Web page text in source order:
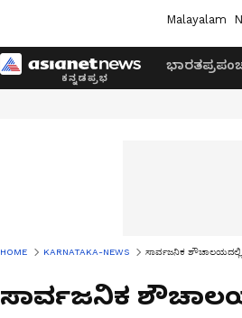
Malayalam
ಭಾರತ
HOME KARNATAKA-NEWS ಸಾರ್ವಜನಿಕ
ಸಾರ್ವಜನಿಕ